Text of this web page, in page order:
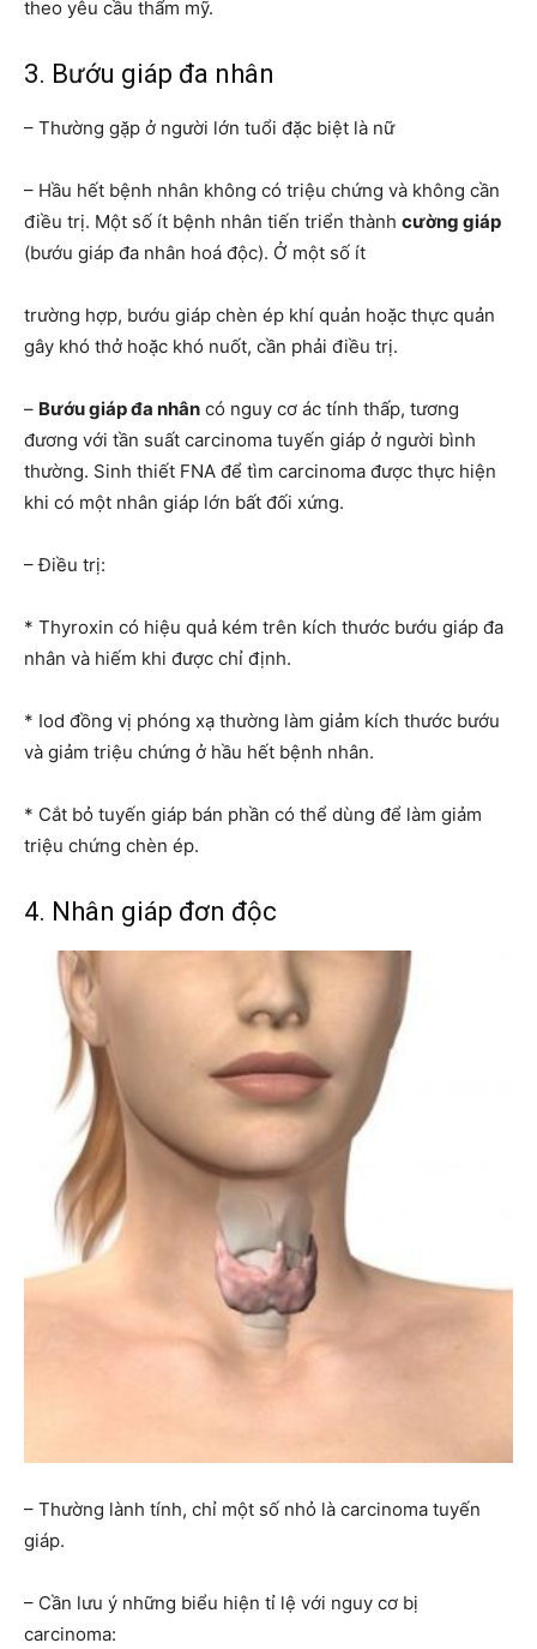
theo yêu cầu thẩm mỹ.
3. Bướu giáp đa nhân
– Thường gặp ở người lớn tuổi đặc biệt là nữ
– Hầu hết bệnh nhân không có triệu chứng và không cần
điều trị. Một số ít bệnh nhân tiến triển thành cường giáp
(bướu giáp đa nhân hoá độc). Ở một số ít
trường hợp, bướu giáp chèn ép khí quản hoặc thực quản
gây khó thở hoặc khó nuốt, cần phải điều trị.
– Bướu giáp đa nhân có nguy cơ ác tính thấp, tương
đương với tần suất carcinoma tuyến giáp ở người bình
thường. Sinh thiết FNA để tìm carcinoma được thực hiện
khi có một nhân giáp lớn bất đối xứng.
– Điều trị:
* Thyroxin có hiệu quả kém trên kích thước bướu giáp đa
nhân và hiếm khi được chỉ định.
* Iod đồng vị phóng xạ thường làm giảm kích thước bướu
và giảm triệu chứng ở hầu hết bệnh nhân.
* Cắt bỏ tuyến giáp bán phần có thể dùng để làm giảm
triệu chứng chèn ép.
4. Nhân giáp đơn độc
– Thường lành tính, chỉ một số nhỏ là carcinoma tuyến
giáp.
– Cần lưu ý những biểu hiện tỉ lệ với nguy cơ bị
carcinoma: